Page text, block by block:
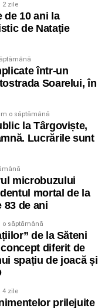
2 zile
de 10 ani la
de Natație
într-un
Soarelui, în
o săptămână
la Târgoviște,
Lucrările sunt
microbuzului
mortal de la
83 de ani
o săptămână
de la Săteni
diferit de
spațiu de joacă și
4 zile
prilejuite